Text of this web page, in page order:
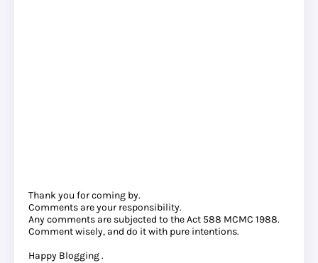
Thank you for coming by.
Comments are your responsibility.
Any comments are subjected to the Act 588 MCMC 1988.
Comment wisely, and do it with pure intentions.
Happy Blogging .